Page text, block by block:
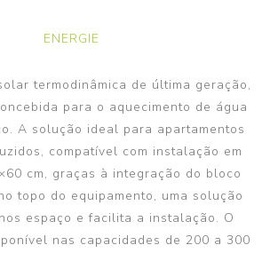
ENERGIE
termodinâmica de última geração,
para o aquecimento de água
A solução ideal para apartamentos
compatível com instalação em
cm, graças à integração do bloco
topo do equipamento, uma solução
espaço e facilita a instalação. O
nas capacidades de 200 a 300